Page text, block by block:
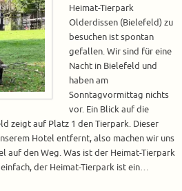
Heimat-Tierpark
Olderdissen (Bielefeld) zu
besuchen ist spontan
gefallen. Wir sind für eine
Nacht in Bielefeld und
haben am
Sonntagvormittag nichts
vor. Ein Blick auf die
zeigt auf Platz 1 den Tierpark. Dieser
Hotel entfernt, also machen wir uns
auf den Weg. Was ist der Heimat-Tierpark
der Heimat-Tierpark ist ein…